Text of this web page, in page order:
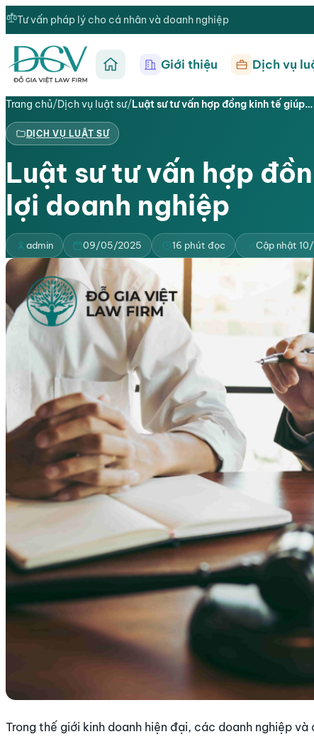
Tư vấn pháp lý cho cá nhân và doanh nghiệp
Trang chủ
Giới thiệu Dịch vụ
Trang chủ/Dịch vụ luật sư/Luật sư tư vấn hợp đồng kinh tế giúp…
DỊCH VỤ LUẬT SƯ
Luật sư tư vấn hợp
lợi doanh nghiệp
admin 09/05/2025 16 phút đọc Cập nhật
Trong thế giới kinh doanh hiện đại, các doanh nghiệp